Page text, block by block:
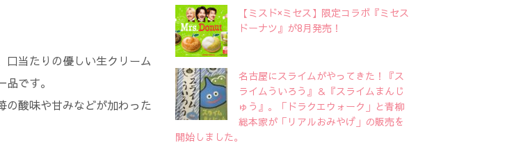
口当たりの優しい生クリーム
です。
の酸味や甘みなどが加わった
【ミスド×ミセス】限定コラボ『ミセス
ドーナツ』が8月発売！
名古屋にスライムがやってきた！『ス
ライムういろう』＆『スライムまんじ
ゅう』。「ドラクエウォーク」と青柳
総本家が「リアルおみやげ」の販売を
開始しました。